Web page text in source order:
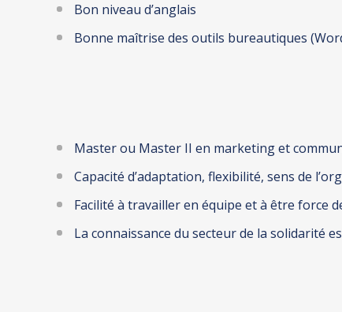
Bon niveau d’anglais
Bonne maîtrise des outils bureautiques
Master ou Master II en marketing et
Capacité d’adaptation, flexibilité, sens de
Facilité à travailler en équipe et à être force
La connaissance du secteur de la solidarité